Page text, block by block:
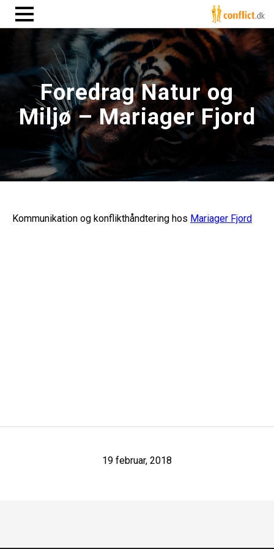
Foredrag Natur og
Miljø – Mariager Fjord
Kommunikation og konflikthåndtering hos Mariager Fjord
19 februar, 2018